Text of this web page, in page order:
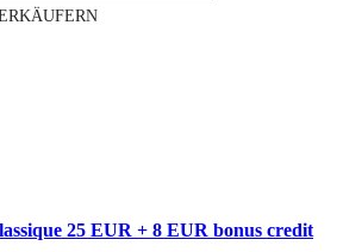
25 EUR + 8 EUR bonus credit